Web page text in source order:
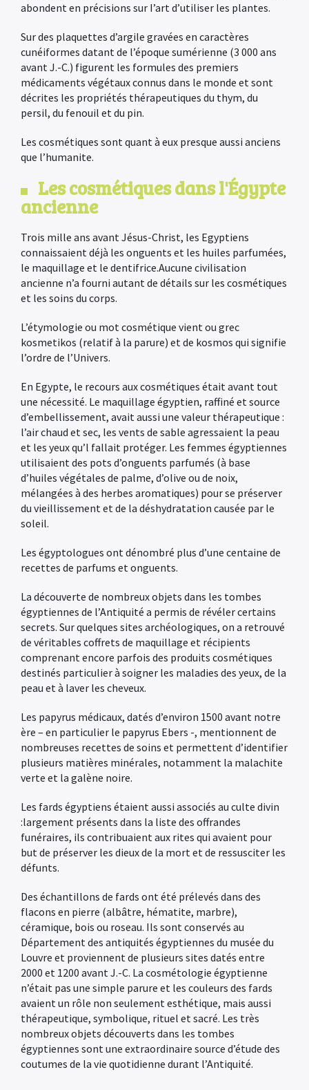
abondent en précisions sur I’art d’utiliser les plantes.
Sur des plaquettes d’argile gravées en caractères
cunéiformes datant de l’époque sumérienne (3 000 ans
avant J.-C.) figurent les formules des premiers
médicaments végétaux connus dans le monde et sont
décrites les propriétés thérapeutiques du thym, du
persil, du fenouil et du pin.
Les cosmétiques sont quant à eux presque aussi anciens
que l’humanite.
Les cosmétiques dans l'Égypte
ancienne
Trois mille ans avant Jésus-Christ, les Egyptiens
connaissaient déjà les onguents et les huiles parfumées,
le maquillage et le dentifrice.Aucune civilisation
ancienne n’a fourni autant de détails sur les cosmétiques
et les soins du corps.
L’étymologie ou mot cosmétique vient ou grec
kosmetikos (relatif à la parure) et de kosmos qui signifie
l’ordre de l’Univers.
En Egypte, le recours aux cosmétiques était avant tout
une nécessité. Le maquillage égyptien, raffiné et source
d’embellissement, avait aussi une valeur thérapeutique :
l’air chaud et sec, les vents de sable agressaient la peau
et les yeux qu’l fallait protéger. Les femmes égyptiennes
utilisaient des pots d’onguents parfumés (à base
d’huiles végétales de palme, d’olive ou de noix,
mélangées à des herbes aromatiques) pour se préserver
du vieillissement et de la déshydratation causée par le
soleil.
Les égyptologues ont dénombré plus d’une centaine de
recettes de parfums et onguents.
La découverte de nombreux objets dans les tombes
égyptiennes de l’Antiquité a permis de révéler certains
secrets. Sur quelques sites archéologiques, on a retrouvé
de véritables coffrets de maquillage et récipients
comprenant encore parfois des produits cosmétiques
destinés particulier à soigner les maladies des yeux, de la
peau et à laver les cheveux.
Les papyrus médicaux, datés d’environ 1500 avant notre
ère – en particulier le papyrus Ebers -, mentionnent de
nombreuses recettes de soins et permettent d’identifier
plusieurs matières minérales, notamment la malachite
verte et la galène noire.
Les fards égyptiens étaient aussi associés au culte divin
:largement présents dans la liste des offrandes
funéraires, ils contribuaient aux rites qui avaient pour
but de préserver les dieux de la mort et de ressusciter les
défunts.
Des échantillons de fards ont été prélevés dans des
flacons en pierre (albâtre, hématite, marbre),
céramique, bois ou roseau. Ils sont conservés au
Département des antiquités égyptiennes du musée du
Louvre et proviennent de plusieurs sites datés entre
2000 et 1200 avant J.-C. La cosmétologie égyptienne
n’était pas une simple parure et les couleurs des fards
avaient un rôle non seulement esthétique, mais aussi
thérapeutique, symbolique, rituel et sacré. Les très
nombreux objets découverts dans les tombes
égyptiennes sont une extraordinaire source d’étude des
coutumes de la vie quotidienne durant l’Antiquité.